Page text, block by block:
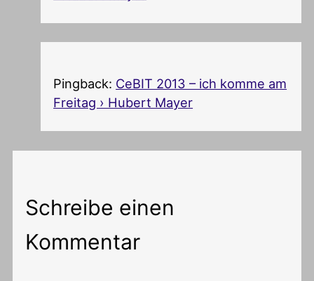
Pingback: CeBIT 2013 – ich komme am
Freitag › Hubert Mayer
Schreibe einen
Kommentar